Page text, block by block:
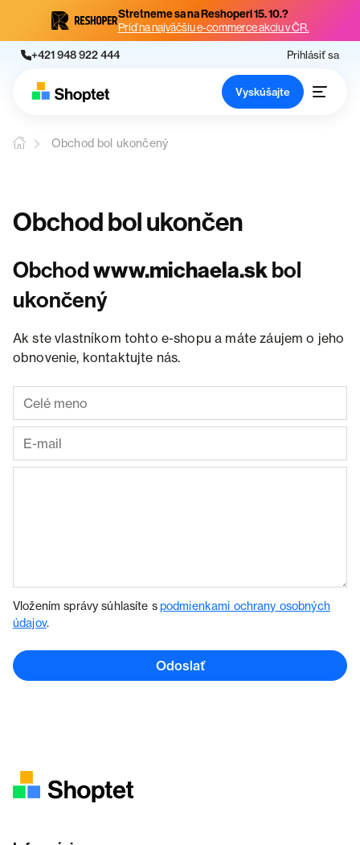
Stretneme sa na Reshoperi 15. 10.?
Príď na najväčšiu e-commerce akciu v ČR.
+421 948 922 444 Prihlásiť sa
Vyskúšajte
Obchod bol ukončený
Obchod bol ukončen
Obchodwww.michaela.skbol
ukončený
Ak ste vlastníkom tohto e-shopu a máte záujem o jeho
obnovenie, kontaktujte nás.
Vložením správy súhlasíte spodmienkami ochrany osobných
údajov.
Odoslať